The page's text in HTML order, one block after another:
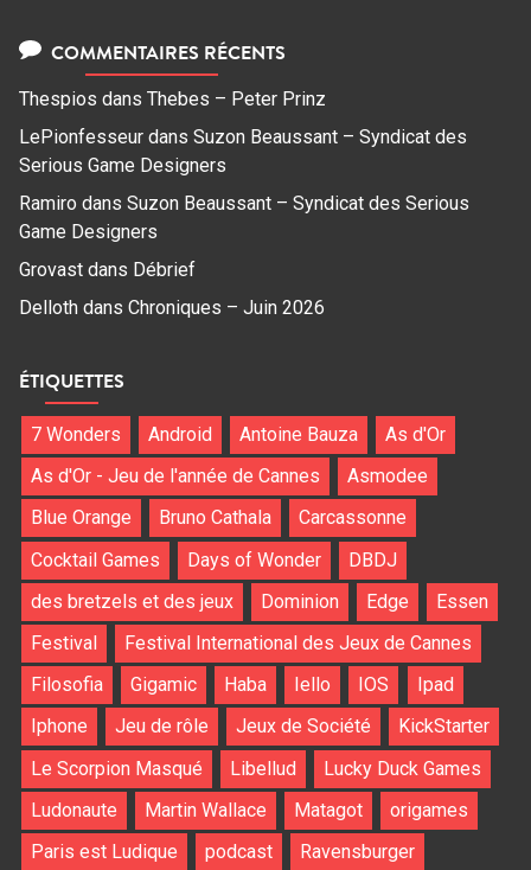
COMMENTAIRES RÉCENTS
Thespios dans Thebes – Peter Prinz
LePionfesseur dans Suzon Beaussant – Syndicat des
Serious Game Designers
Ramiro dans Suzon Beaussant – Syndicat des Serious
Game Designers
Grovast dans Débrief
Delloth dans Chroniques – Juin 2026
ÉTIQUETTES
7 Wonders Android Antoine Bauza
As d'Or
As d'Or - Jeu de l'année de Cannes
Asmodee
Blue Orange
Bruno Cathala
Carcassonne
Cocktail Games
Days of Wonder
DBDJ
des bretzels et des jeux
Dominion Edge
Essen
Festival
Festival International des Jeux de Cannes
Filosofia
Gigamic Haba Iello IOS
Ipad
Iphone
Jeu de rôle Jeux de Société
KickStarter
Le Scorpion Masqué
Libellud
Lucky Duck Games
Ludonaute
Martin Wallace Matagot
origames
Paris est Ludique
podcast Ravensburger